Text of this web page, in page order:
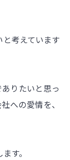
考えています
りたいと思っ
への愛情を、
す。